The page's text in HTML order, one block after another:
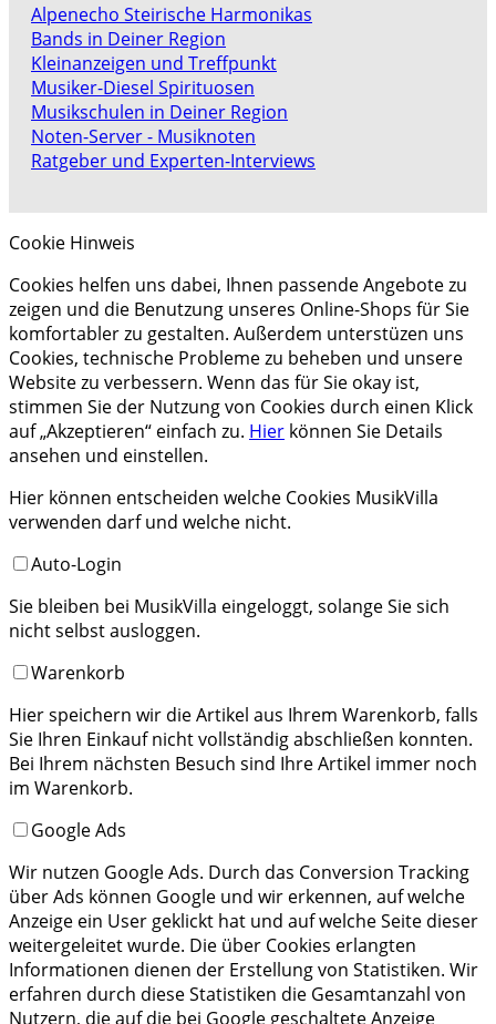
Alpenecho Steirische Harmonikas
Bands in Deiner Region
Kleinanzeigen und Treffpunkt
Musiker-Diesel Spirituosen
Musikschulen in Deiner Region
Noten-Server - Musiknoten
Ratgeber und Experten-Interviews
Cookie Hinweis
Cookies helfen uns dabei, Ihnen passende Angebote zu
zeigen und die Benutzung unseres Online-Shops für Sie
komfortabler zu gestalten. Außerdem unterstüzen uns
Cookies, technische Probleme zu beheben und unsere
Website zu verbessern. Wenn das für Sie okay ist,
stimmen Sie der Nutzung von Cookies durch einen Klick
auf „Akzeptieren“ einfach zu. Hier können Sie Details
ansehen und einstellen.
Hier können entscheiden welche Cookies MusikVilla
verwenden darf und welche nicht.
Auto-Login
Sie bleiben bei MusikVilla eingeloggt, solange Sie sich
nicht selbst ausloggen.
Warenkorb
Hier speichern wir die Artikel aus Ihrem Warenkorb, falls
Sie Ihren Einkauf nicht vollständig abschließen konnten.
Bei Ihrem nächsten Besuch sind Ihre Artikel immer noch
im Warenkorb.
Google Ads
Wir nutzen Google Ads. Durch das Conversion Tracking
über Ads können Google und wir erkennen, auf welche
Anzeige ein User geklickt hat und auf welche Seite dieser
weitergeleitet wurde. Die über Cookies erlangten
Informationen dienen der Erstellung von Statistiken. Wir
erfahren durch diese Statistiken die Gesamtanzahl von
Nutzern, die auf die bei Google geschaltete Anzeige